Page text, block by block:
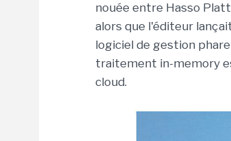
nouée entre Hasso
alors que l'éditeur
logiciel de gestion
traitement in-memory
cloud.